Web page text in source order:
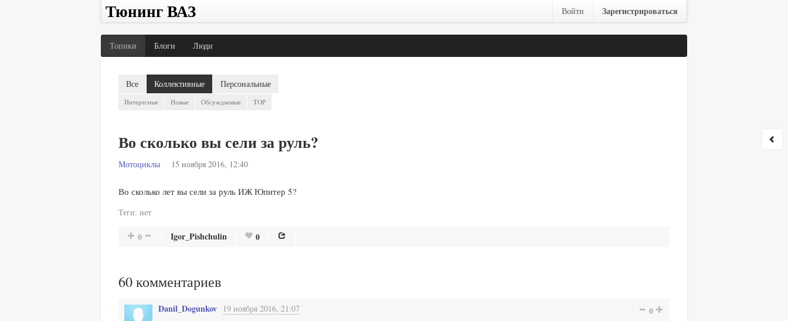
Тюнинг ВАЗ Войти Зарегистрироваться
Топики Блоги Люди
Все Коллективные Персональные
Интересные Новые Обсуждаемые TOP
Во сколько вы сели за руль?
Мотоциклы 15 ноября 2016, 12:40
Во сколько лет вы сели за руль ИЖ Юпитер 5?
Теги: нет
0 Igor_Pishchulin 0
60комментариев
Danil_Dogunkov 19 ноября 2016, 21:07 0